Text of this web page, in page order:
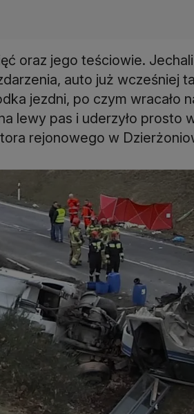
oraz jego teściowie.
auto już wcześniej
jezdni, po czym wracało
lewy pas i uderzyło prosto
rejonowego w